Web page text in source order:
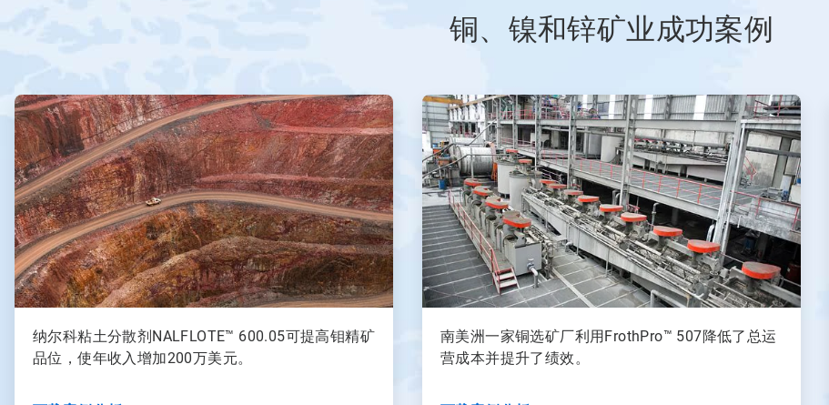
铜、镍和锌矿业成功案例
ArticleTile
1
，
共
3
纳尔科粘土分散剂NALFLOTE™ 600.05可提高钼精矿
品位，使年收入增加200万美元。
ArticleTile
2
，
共
3
南美洲一家铜选矿厂利用FrothPro™ 507降低了总运
营成本并提升了绩效。